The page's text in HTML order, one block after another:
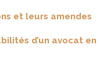
et leurs amendes
d’un avocat en